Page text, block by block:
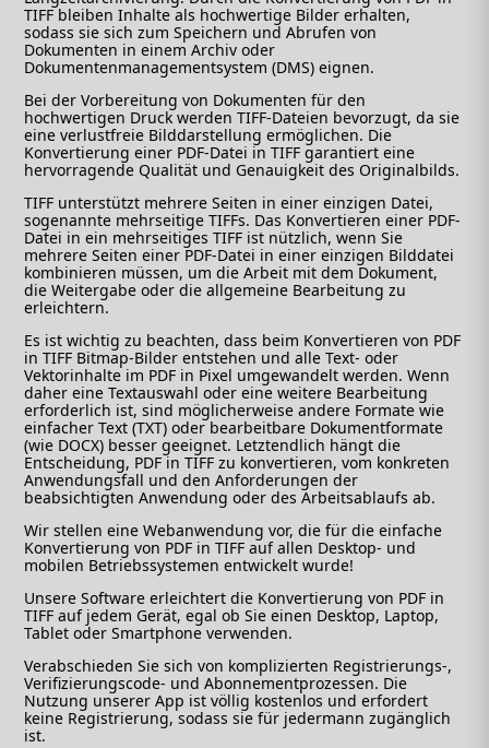
TIFF bleiben Inhalte als hochwertige Bilder erhalten,
sodass sie sich zum Speichern und Abrufen von
Dokumenten in einem Archiv oder
Dokumentenmanagementsystem (DMS) eignen.
Bei der Vorbereitung von Dokumenten für den
hochwertigen Druck werden TIFF-Dateien bevorzugt, da sie
eine verlustfreie Bilddarstellung ermöglichen. Die
Konvertierung einer PDF-Datei in TIFF garantiert eine
hervorragende Qualität und Genauigkeit des Originalbilds.
TIFF unterstützt mehrere Seiten in einer einzigen Datei,
sogenannte mehrseitige TIFFs. Das Konvertieren einer PDF-
Datei in ein mehrseitiges TIFF ist nützlich, wenn Sie
mehrere Seiten einer PDF-Datei in einer einzigen Bilddatei
kombinieren müssen, um die Arbeit mit dem Dokument,
die Weitergabe oder die allgemeine Bearbeitung zu
erleichtern.
Es ist wichtig zu beachten, dass beim Konvertieren von PDF
in TIFF Bitmap-Bilder entstehen und alle Text- oder
Vektorinhalte im PDF in Pixel umgewandelt werden. Wenn
daher eine Textauswahl oder eine weitere Bearbeitung
erforderlich ist, sind möglicherweise andere Formate wie
einfacher Text (TXT) oder bearbeitbare Dokumentformate
(wie DOCX) besser geeignet. Letztendlich hängt die
Entscheidung, PDF in TIFF zu konvertieren, vom konkreten
Anwendungsfall und den Anforderungen der
beabsichtigten Anwendung oder des Arbeitsablaufs ab.
Wir stellen eine Webanwendung vor, die für die einfache
Konvertierung von PDF in TIFF auf allen Desktop- und
mobilen Betriebssystemen entwickelt wurde!
Unsere Software erleichtert die Konvertierung von PDF in
TIFF auf jedem Gerät, egal ob Sie einen Desktop, Laptop,
Tablet oder Smartphone verwenden.
Verabschieden Sie sich von komplizierten Registrierungs-,
Verifizierungscode- und Abonnementprozessen. Die
Nutzung unserer App ist völlig kostenlos und erfordert
keine Registrierung, sodass sie für jedermann zugänglich
ist.